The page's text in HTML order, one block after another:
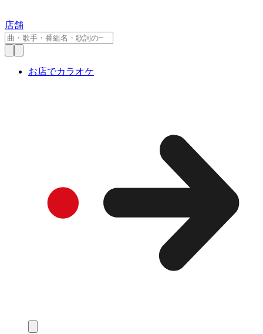
店舗
お店でカラオケ